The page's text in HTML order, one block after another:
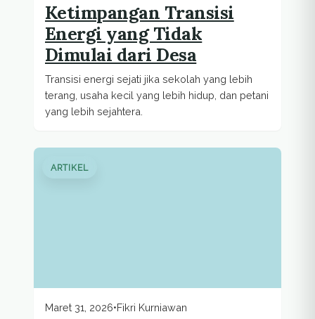
Ketimpangan Transisi
Energi yang Tidak
Dimulai dari Desa
Transisi energi sejati jika sekolah yang lebih
terang, usaha kecil yang lebih hidup, dan petani
yang lebih sejahtera.
ARTIKEL
Maret 31, 2026•Fikri Kurniawan